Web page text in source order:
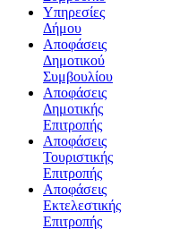
Υπηρεσίες
Δήμου
Αποφάσεις
Δημοτικού
Συμβουλίου
Αποφάσεις
Δημοτικής
Επιτροπής
Αποφάσεις
Τουριστικής
Επιτροπής
Αποφάσεις
Εκτελεστικής
Επιτροπής